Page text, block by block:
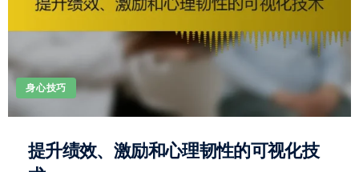
身心技巧
提升绩效、激励和心理韧性的可视化技